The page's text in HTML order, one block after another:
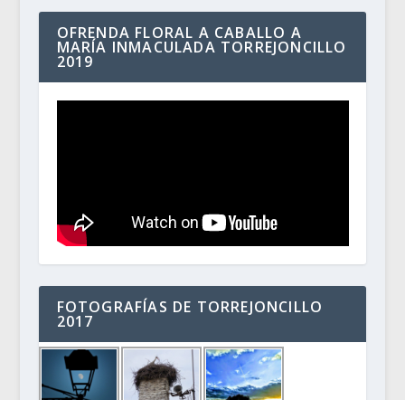
OFRENDA FLORAL A CABALLO A
MARÍA INMACULADA TORREJONCILLO
2019
FOTOGRAFÍAS DE TORREJONCILLO
2017